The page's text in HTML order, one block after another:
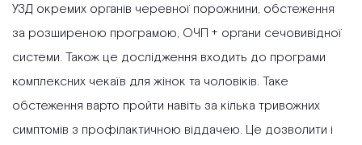
УЗД окремих органів черевної порожнини, обстеження
за розширеною програмою, ОЧП + органи сечовивідної
системи. Також це дослідження входить до програми
комплексних чекаїв для жінок та чоловіків. Таке
обстеження варто пройти навіть за кілька тривожних
симптомів з профілактичною віддачею. Це дозволити і